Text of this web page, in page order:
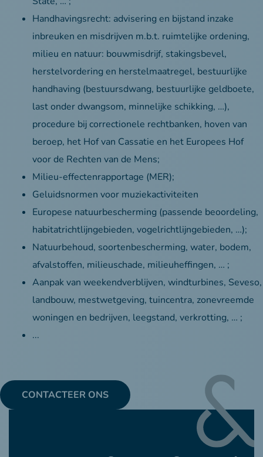
Handhavingsrecht: advisering en bijstand inzake
inbreuken en misdrijven m.b.t. ruimtelijke ordening,
milieu en natuur: bouwmisdrijf, stakingsbevel,
herstelvordering en herstelmaatregel, bestuurlijke
handhaving (bestuursdwang, bestuurlijke geldboete,
last onder dwangsom, minnelijke schikking, …),
procedure bij correctionele rechtbanken, hoven van
beroep, het Hof van Cassatie en het Europees Hof
voor de Rechten van de Mens;
Milieu-effectenrapportage (MER);
Geluidsnormen voor muziekactiviteiten
Europese natuurbescherming (passende beoordeling,
habitatrichtlijngebieden, vogelrichtlijngebieden, …);
Natuurbehoud, soortenbescherming, water, bodem,
afvalstoffen, milieuschade, milieuheffingen, … ;
Aanpak van weekendverblijven, windturbines, Seveso,
landbouw, mestwetgeving, tuincentra, zonevreemde
woningen en bedrijven, leegstand, verkrotting, … ;
...
CONTACTEER ONS